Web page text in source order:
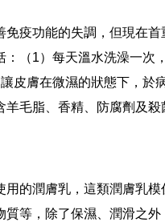
疫功能的失調，但現在
（1）每天溫水洗澡一次
皮膚在微濕的狀態下，於
毛脂、香精、防腐劑及
的潤膚乳， 這類潤膚乳模
等， 除了保濕、潤滑之